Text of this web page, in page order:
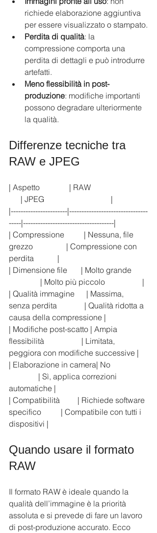
richiede elaborazione aggiuntiva
per essere visualizzato o stampato.
Perdita di qualità: la
compressione comporta una
perdita di dettagli e può introdurre
artefatti.
Meno flessibilità in post-
produzione: modifiche importanti
possono degradare ulteriormente
la qualità.
Differenze tecniche tra
RAW e JPEG
| Aspetto               | RAW
      | JPEG                                  |
|-----------------------|--------------------------------
-----|-------------------------------------|
| Compressione          | Nessuna, file
grezzo                 | Compressione con
perdita            |
| Dimensione file       | Molto grande
                | Molto più piccolo                   |
| Qualità immagine      | Massima,
senza perdita              | Qualità ridotta a
causa della compressione |
| Modifiche post-scatto | Ampia
flessibilità                   | Limitata,
peggiora con modifiche successive |
| Elaborazione in camera| No
               | Sì, applica correzioni
automatiche |
| Compatibilità         | Richiede software
specifico          | Compatibile con tutti i
dispositivi |
Quando usare il formato
RAW
Il formato RAW è ideale quando la
qualità dell’immagine è la priorità
assoluta e si prevede di fare un lavoro
di post-produzione accurato. Ecco